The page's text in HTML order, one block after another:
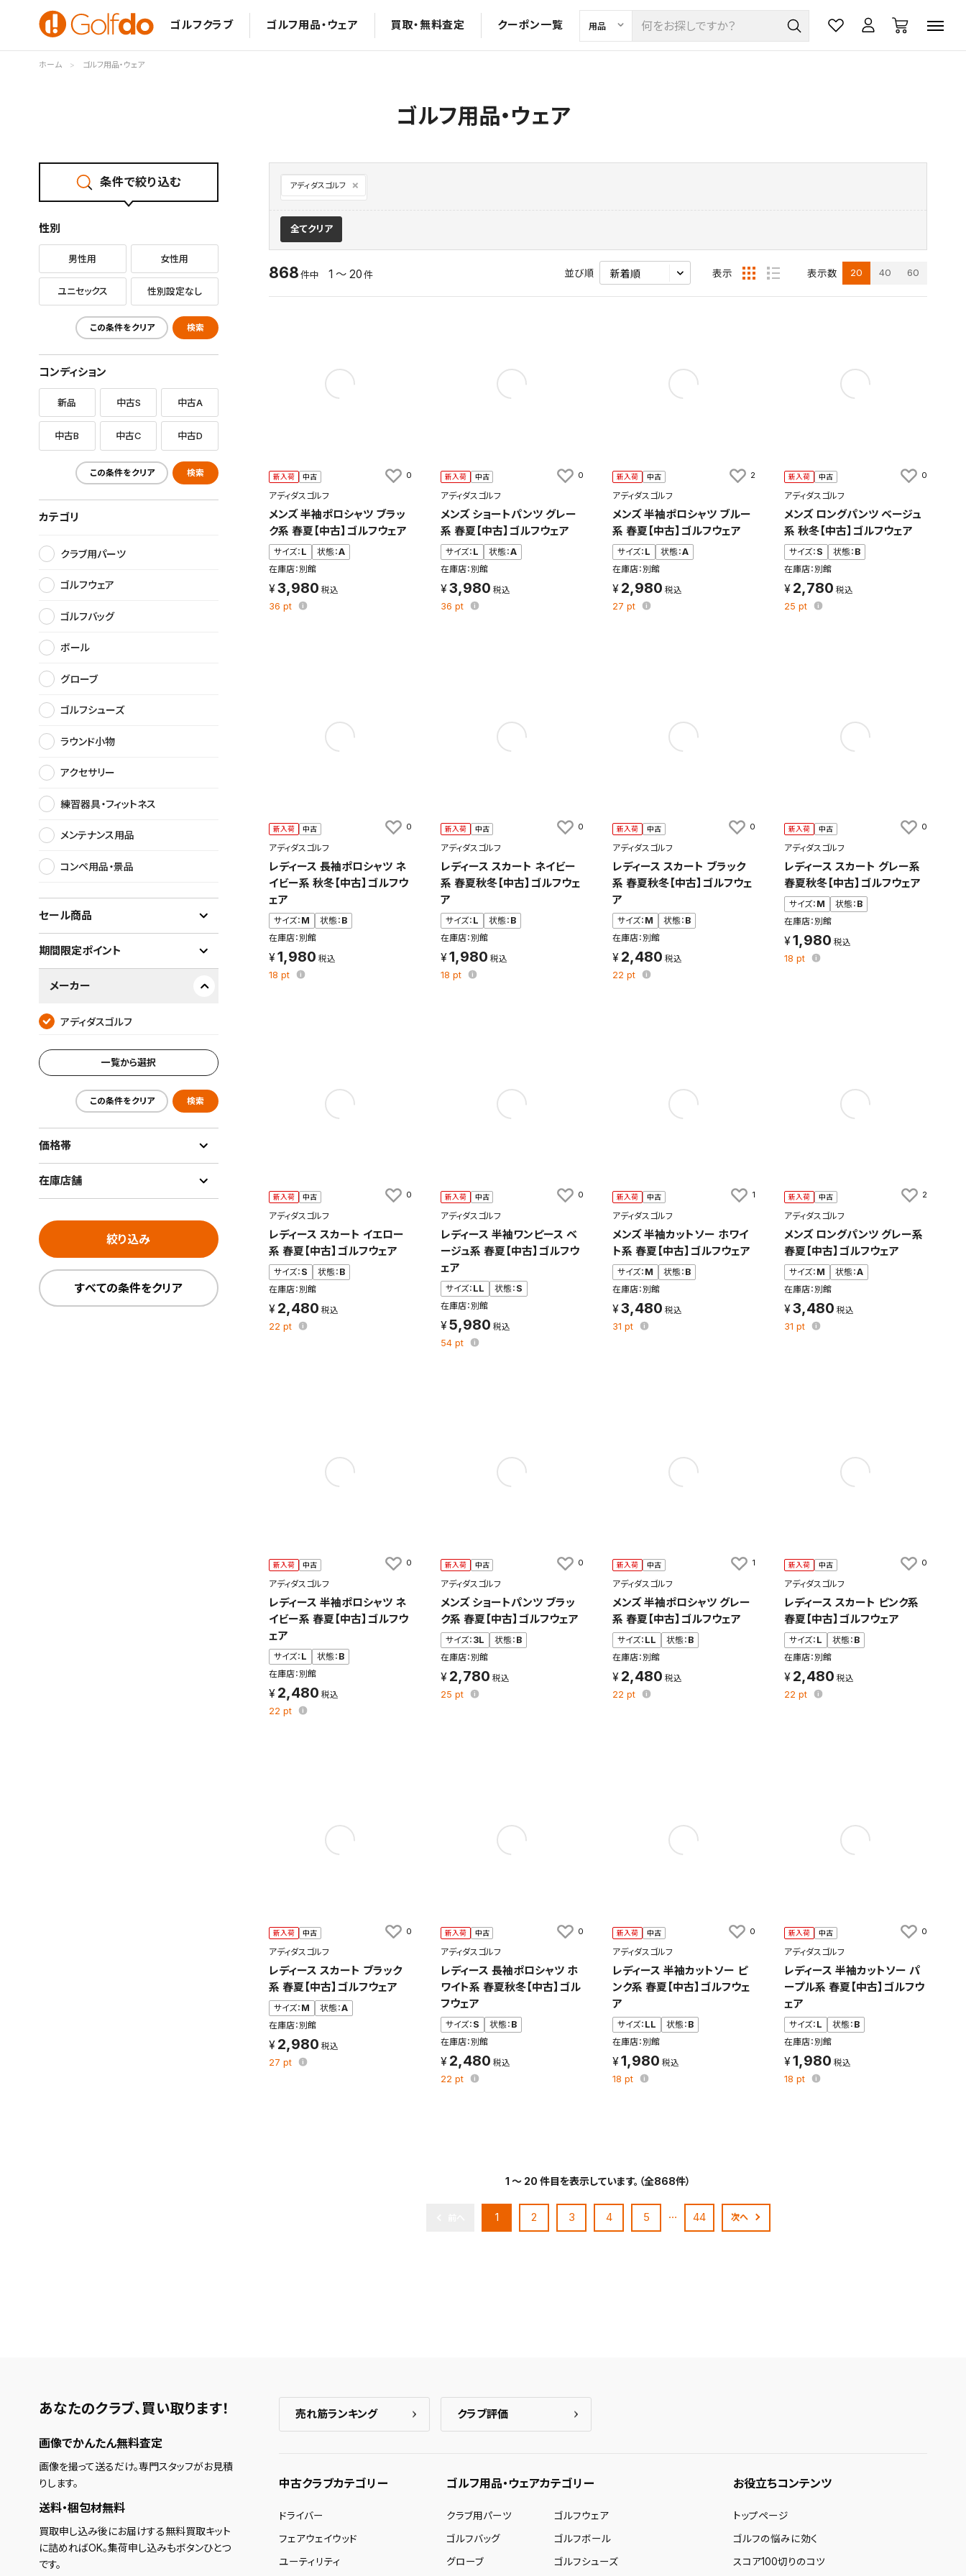
ゴルフクラブ ゴルフ用品・ウェア 買取・無料査定 クーポン一覧
ホーム ゴルフ用品・ウェア
ゴルフ用品・ウェア
アディダスゴルフ
全てクリア
868 件中 1 ～ 20 件 並び順 表示 表示数 20 40 60
新入荷 中古
アディダスゴルフ
メンズ 半袖ポロシャツ ブラッ
ク系 春夏【中古】ゴルフウェア
サイズ： L 状態：A
在庫店：別館
3,980
36 pt
0 新入荷 中古
アディダスゴルフ
メンズ ショートパンツ グレー
系 春夏【中古】ゴルフウェア
サイズ： L 状態：A
在庫店：別館
3,980
36 pt
0 新入荷 中古
アディダスゴルフ
メンズ 半袖ポロシャツ ブルー
系 春夏【中古】ゴルフウェア
サイズ： L 状態：A
在庫店：別館
2,980
27 pt
2 新入荷 中古
アディダスゴルフ
メンズ ロングパンツ ベージュ
系 秋冬【中古】ゴルフウェア
サイズ： S 状態： B
在庫店：別館
2,780
25pt
0
新入荷 中古
アディダスゴルフ
レディース 長袖ポロシャツ ネ
イビー系 秋冬【中古】ゴルフウ
ェア
サイズ： M 状態： B
在庫店：別館
1,980
18 pt
0 新入荷 中古
アディダスゴルフ
レディース スカート ネイビー
系 春夏秋冬【中古】ゴルフウェ
ア
サイズ： L 状態： B
在庫店：別館
1,980
18 pt
0 新入荷 中古
アディダスゴルフ
レディース スカート ブラック
系 春夏秋冬【中古】ゴルフウェ
ア
サイズ： M 状態： B
在庫店：別館
2,480
22 pt
0 新入荷 中古
アディダスゴルフ
レディース スカート グレー系
春夏秋冬【中古】ゴルフウェア
サイズ： M 状態： B
在庫店：別館
1,980
18pt
0
新入荷 中古
アディダスゴルフ
レディース スカート イエロー
系 春夏【中古】ゴルフウェア
サイズ： S 状態： B
在庫店：別館
2,480
22 pt
0 新入荷 中古
アディダスゴルフ
レディース 半袖ワンピース ベ
ージュ系 春夏【中古】ゴルフウ
ェア
サイズ： LL 状態： S
在庫店：別館
5,980
54 pt
0 新入荷 中古
アディダスゴルフ
メンズ 半袖カットソー ホワイ
ト系 春夏【中古】ゴルフウェア
サイズ： M 状態： B
在庫店：別館
3,480
31 pt
1 新入荷 中古
アディダスゴルフ
メンズ ロングパンツ グレー系
春夏【中古】ゴルフウェア
サイズ： M 状態：A
在庫店：別館
3,480
31pt
2
新入荷 中古
アディダスゴルフ
レディース 半袖ポロシャツ ネ
イビー系 春夏【中古】ゴルフウ
ェア
サイズ： L 状態： B
在庫店：別館
2,480
22 pt
0 新入荷 中古
アディダスゴルフ
メンズ ショートパンツ ブラッ
ク系 春夏【中古】ゴルフウェア
サイズ： 3L 状態： B
在庫店：別館
2,780
25 pt
0 新入荷 中古
アディダスゴルフ
メンズ 半袖ポロシャツ グレー
系 春夏【中古】ゴルフウェア
サイズ： LL 状態： B
在庫店：別館
2,480
22 pt
1 新入荷 中古
アディダスゴルフ
レディース スカート ピンク系
春夏【中古】ゴルフウェア
サイズ： L 状態： B
在庫店：別館
2,480
22pt
0
新入荷 中古
アディダスゴルフ
レディース スカート ブラック
系 春夏【中古】ゴルフウェア
サイズ： M 状態：A
在庫店：別館
2,980
27 pt
0 新入荷 中古
アディダスゴルフ
レディース 長袖ポロシャツ ホ
ワイト系 春夏秋冬【中古】ゴル
フウェア
サイズ： S 状態： B
在庫店：別館
2,480
22 pt
0 新入荷 中古
アディダスゴルフ
レディース 半袖カットソー ピ
ンク系 春夏【中古】ゴルフウェ
ア
サイズ： LL 状態： B
在庫店：別館
1,980
18 pt
0 新入荷 中古
アディダスゴルフ
レディース 半袖カットソー パ
ープル系 春夏【中古】ゴルフウ
ェア
サイズ： L 状態： B
在庫店：別館
1,980
18pt
0
検索条件を保存
新着通知を「する」にすると、この条件に一致する商品が入荷した際に、メール及びお客様
のアカウント内の「お知らせ」で通知します。
保存された検索条件は変更できません。
条件を変更したい場合は、マイページの「保存検索条件一覧」から画面を表示し、条件を変更
保存する
検索条件を保存
1 ～ 20 件目を表示しています。（全868件）
1 2 3 4 5 … 44 次へ
条件で絞り込む
性別
男性用 女性用
ユニセックス 性別設定なし
この条件をクリア 検索
コンディション
新品 中古S 中古A
中古B 中古C 中古D
この条件をクリア 検索
カテゴリ
クラブ用パーツ
ゴルフウェア
ゴルフバッグ
ボール
グローブ
ゴルフシューズ
ラウンド小物
アクセサリー
練習器具・フィットネス
メンテナンス用品
コンペ用品・景品
セール商品
期間限定ポイント
メーカー
アディダスゴルフ
一覧から選択
この条件をクリア 検索
価格帯
在庫店舗
絞り込み
すべての条件をクリア
あなたのクラブ、 買い取ります！
画像でかんたん無料査定
画像を撮って送るだけ。専門スタッフがお見積
りします。
送料・梱包材無料
買取申し込み後にお届けする無料買取キット
に詰めればOK。集荷申し込みもボタンひとつ
です。
売れ筋ランキング クラブ評価
中古クラブカテゴリー
ドライバー
フェアウェイウッド
ユーティリティ
ゴルフ用品・ウェアカテゴリー
クラブ用パーツ
ゴルフウェア
ゴルフバッグ
ゴルフボール
グローブ
ゴルフシューズ
お役立ちコンテンツ
トップページ
ゴルフの悩みに効く
スコア100切りのコツ